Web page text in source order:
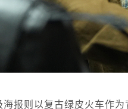
报则以复古绿皮火车作为